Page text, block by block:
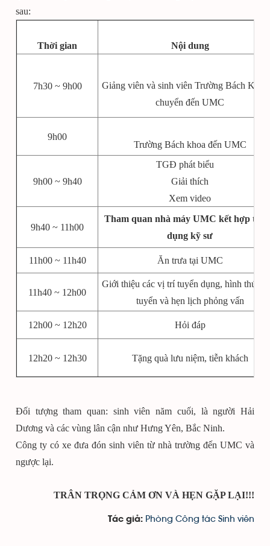
sau:
Thời gian Nội dung
7h30 ~ 9h00
Giảng viên và sinh viên Trường Bách
chuyển đến UMC
9h00
Trường Bách khoa đến UMC
9h00 ~ 9h40
TGĐ phát biểu
Giải thích
Xem video
9h40 ~ 11h00
Tham quan nhà máy UMC kết hợp
dụng kỹ sư
11h00 ~ 11h40 Ăn trưa tại UMC
11h40 ~ 12h00
Giới thiệu các vị trí tuyển dụng, hình thức
tuyển và hẹn lịch phỏng vấn
12h00 ~ 12h20 Hỏi đáp
12h20 ~ 12h30 Tặng quà lưu niệm, tiễn khách
Đối tượng tham quan: sinh viên năm cuối, là người Hải
Dương và các vùng lân cận như Hưng Yên, Bắc Ninh.
Công ty có xe đưa đón sinh viên từ nhà trường đến UMC và
ngược lại.
TRÂN TRỌNG CẢM ƠN VÀ HẸN GẶP LẠI!!!
Tác giả: Phòng Công tác Sinh viên